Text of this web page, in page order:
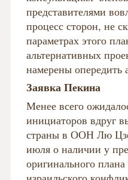
представителями
процесс сторон, не
параметрах этого
альтернативных
намерены опередить
Заявка Пекина
Менее всего
инициаторов вдруг
страны в ООН Лю
июля о наличии у
оригинального